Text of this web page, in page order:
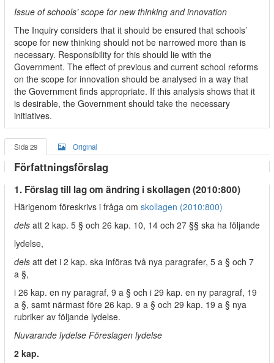
Issue of schools’ scope for new thinking and innovation
The Inquiry considers that it should be ensured that schools’
scope for new thinking should not be narrowed more than is
necessary. Responsibility for this should lie with the
Government. The effect of previous and current school reforms
on the scope for innovation should be analysed in a way that
the Government finds appropriate. If this analysis shows that it
is desirable, the Government should take the necessary
initiatives.
Sida 29 Original
Författningsförslag
1. Förslag till lag om ändring i skollagen (2010:800)
Härigenom föreskrivs i fråga om skollagen (2010:800)
dels att 2 kap. 5 § och 26 kap. 10, 14 och 27 §§ ska ha följande
lydelse,
dels att det i 2 kap. ska införas två nya paragrafer, 5 a § och 7
a §,
i 26 kap. en ny paragraf, 9 a § och i 29 kap. en ny paragraf, 19
a §, samt närmast före 26 kap. 9 a § och 29 kap. 19 a § nya
rubriker av följande lydelse.
Nuvarande lydelse Föreslagen lydelse
2 kap.